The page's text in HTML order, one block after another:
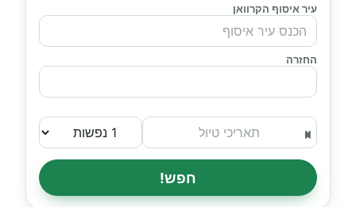
עיר איסוף הקרוואן
החזרה
חפש!